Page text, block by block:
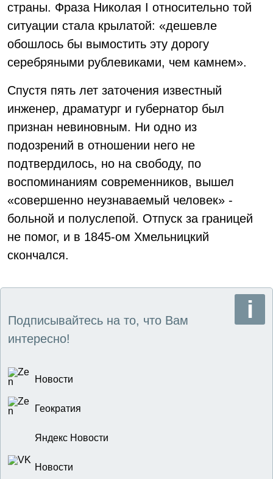
страны. Фраза Николая I относительно той
ситуации стала крылатой: «дешевле
обошлось бы вымостить эту дорогу
серебряными рублевиками, чем камнем».
Спустя пять лет заточения известный
инженер, драматург и губернатор был
признан невиновным. Ни одно из
подозрений в отношении него не
подтвердилось, но на свободу, по
воспоминаниям современников, вышел
«совершенно неузнаваемый человек» -
больной и полуслепой. Отпуск за границей
не помог, и в 1845-ом Хмельницкий
скончался.
Подписывайтесь на то, что Вам
интересно!
Новости
Геократия
Яндекс Новости
Новости